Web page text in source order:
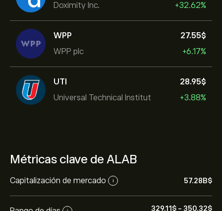
Doximity Inc.
+32.62%
WPP
WPP plc
27.55‎$‎
+6.17%
UTI
Universal Technical Institut
28.95‎$‎
+3.88%
Métricas clave de ALAB
Capitalización de mercado i 57.28B‎$‎
329.11‎$‎ - 350.32‎$‎